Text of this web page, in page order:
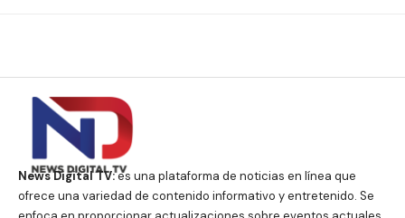
News Digital TV:es una plataforma de noticias en línea que
ofrece una variedad de contenido informativo y entretenido. Se